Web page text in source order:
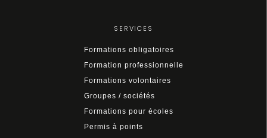
SERVICES
Formations obligatoires
Formation professionnelle
Formations volontaires
Groupes / sociétés
Formations pour écoles
Permis à points